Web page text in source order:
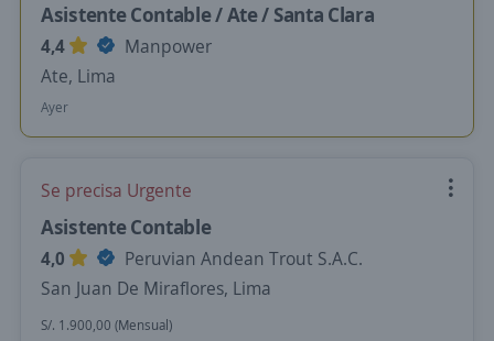
Asistente Contable / Ate / Santa Clara
4,4
Manpower
Ate, Lima
Ayer
Se precisa Urgente
Asistente Contable
4,0
Peruvian Andean Trout S.A.C.
San Juan De Miraflores, Lima
S/. 1.900,00 (Mensual)